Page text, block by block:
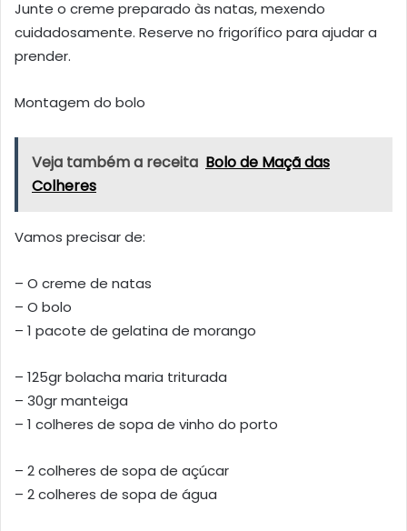
Junte o creme preparado às natas, mexendo
cuidadosamente. Reserve no frigorífico para ajudar a
prender.
Montagem do bolo
Veja também a receita Bolo de Maçã das
Colheres
Vamos precisar de:
– O creme de natas
– O bolo
– 1 pacote de gelatina de morango
– 125gr bolacha maria triturada
– 30gr manteiga
– 1 colheres de sopa de vinho do porto
– 2 colheres de sopa de açúcar
– 2 colheres de sopa de água